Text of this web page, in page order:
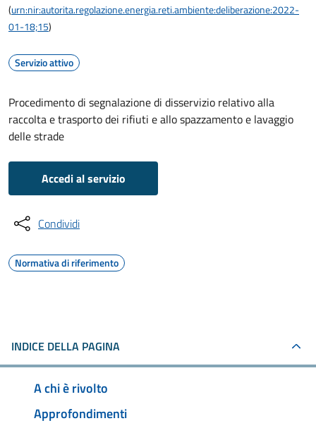
(urn:nir:autorita.regolazione.energia.reti.ambiente:deliberazione:2022-
01-18;15)
Servizio attivo
Procedimento di segnalazione di disservizio relativo alla
raccolta e trasporto dei rifiuti e allo spazzamento e lavaggio
delle strade
Accedi al servizio
Condividi
Normativa di riferimento
INDICE DELLA PAGINA
A chi è rivolto
Approfondimenti